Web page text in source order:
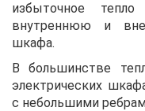
избыточное
внутреннюю и
шкафа.
В большинстве
электрических
с небольшими